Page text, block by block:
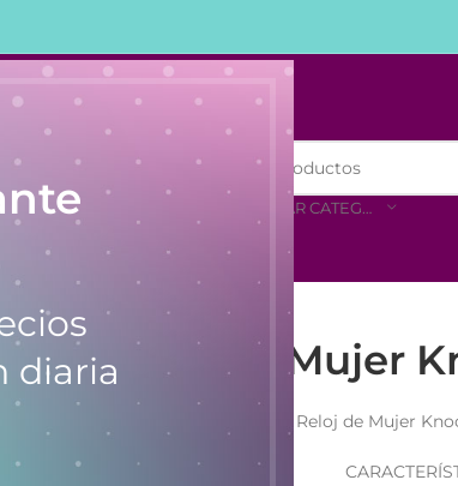
diaria
SELECCIONAR CATEGORÍA
Reloj de Mujer
Reloj de Mujer